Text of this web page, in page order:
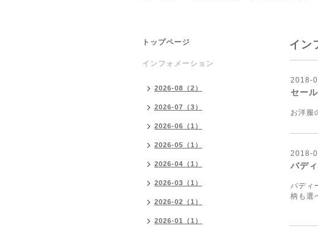
イン
2018-
セー
お洋服
2018-
バデ
バディ
柄も選
トップページ
インフォメーション
2026-08（2）
2026-07（3）
2026-06（1）
2026-05（1）
2026-04（1）
2026-03（1）
2026-02（1）
2026-01（1）